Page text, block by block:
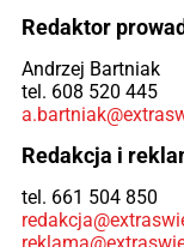
Redaktor
Andrzej Bartniak
tel. 608 520 445
Redakcja i
tel. 661 504 850